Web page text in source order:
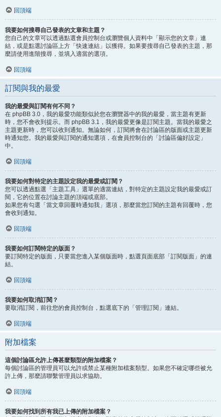
回頂端
我要如何搜尋自己發表的文章和主題？
您自己的文章可以透過點選會員控制台或瀏覽個人資料中「顯示您的文章」連
結，或是點選討論區上方「快速連結」以獲得。如果要搜尋自己發表的主題，那
麼請使用進階搜尋，並填入適當的選項。
回頂端
訂閱與我的最愛
我的最愛與訂閱有何不同？
在 phpBB 3.0，我的最愛功能類似於您在瀏覽器中的我的最愛，當主題有更新
時，您不會收到提示。而 phpBB 3.1，我的最愛更像是訂閱主題。當我的最愛之
主題更新時，您可以收到通知。無論如何，訂閱將會在討論區的版面或主題更新
時通知您。我的最愛與訂閱的通知選項，在會員控制台的「討論區偏好設定」
中。
回頂端
我要如何對特定的主題設定我的最愛或訂閱？
您可以透過點選「主題工具」選單的適當連結，對特定的主題設定我的最愛或訂
閱，它的位置在討論主題的頂端或底部。
如果您有勾選「當文章回覆時通知我」選項，那麼當您訂閱的主題有回覆時，您
會收到通知。
回頂端
我要如何訂閱特定的版面？
要訂閱特定的版面，只要當您進入某個版面時，點選頁面底部「訂閱版面」的連
結。
回頂端
我要如何取消訂閱？
要取消訂閱，前往您的會員控制台，點選底下的「管理訂閱」連結。
回頂端
附加檔案
這個討論區允許上傳甚麼類型的附加檔案？
每個討論區的管理員可以允許或禁止某種附加檔案類型。如果您不確定哪些被允
許上傳，那麼請聯繫管理員以求協助。
回頂端
我要如何找到所有我已上傳的附加檔案？